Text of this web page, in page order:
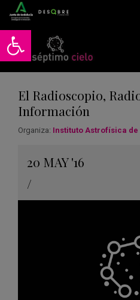
Abrir barra de herramientas
El Radioscopio,
Información
Organiza: Instituto Astrofísica de
20 MAY'16
/